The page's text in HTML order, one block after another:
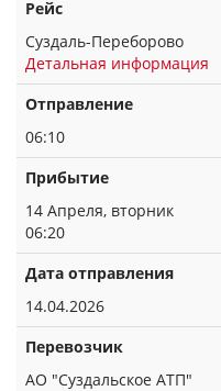
Рейс
Суздаль-Переборово
Детальная информация
Отправление
06:10
Прибытие
14 Апреля, вторник
06:20
Дата отправления
14.04.2026
Перевозчик
АО "Суздальское АТП"